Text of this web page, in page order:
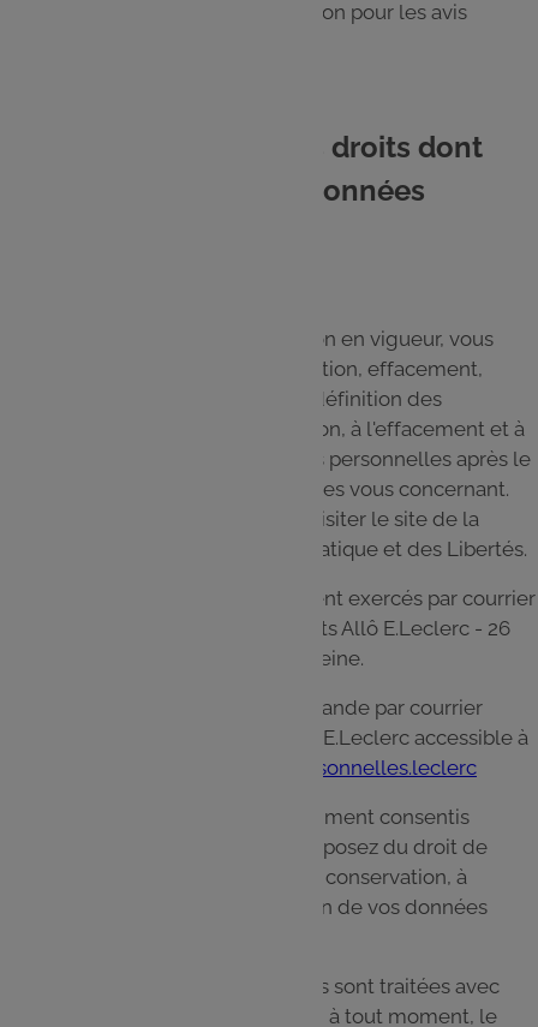
jusqu’à demande de suppression pour les avis
8. Comment exercer les droits dont
vous disposez sur vos données
Conformément à la réglementation en vigueur, vous
disposez de droits (accès, rectification, effacement,
opposition, limitation, portabilité, définition des
directives relatives à la conservation, à l'effacement et à
la communication de vos données personnelles après le
décès) sur les données personnelles vous concernant.
Pour en savoir plus, vous pouvez visiter le site de la
Commission Nationale de l’Informatique et des Libertés.
Ces droits peuvent être directement exercés par courrier
à l'adresse suivante : Service Clients Allô E.Leclerc - 26
quai Marcel Boyer 94200 Ivry sur Seine.
Vous pouvez aussi faire votre demande par courrier
électronique via le formulaire Allô E.Leclerc accessible à
http://www.donneespersonnelles.leclerc
Les droits qui vous sont précédemment consentis
s'éteignent à votre décès. Vous disposez du droit de
définir des directives relatives à la conservation, à
l'effacement et à la communication de vos données
Lorsque vos données personnelles sont traitées avec
votre consentement, vous pouvez, à tout moment, le